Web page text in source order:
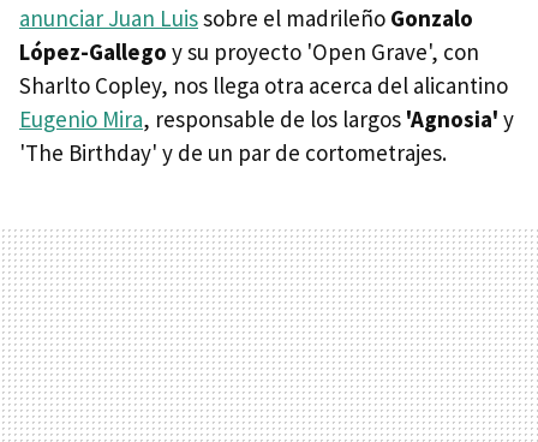
anunciar Juan Luissobre el madrileño Gonzalo
López-Gallego y su proyecto 'Open Grave', con
Sharlto Copley, nos llega otra acerca del alicantino
Eugenio Mira, responsable de los largos 'Agnosia' y
'The Birthday' y de un par de cortometrajes.